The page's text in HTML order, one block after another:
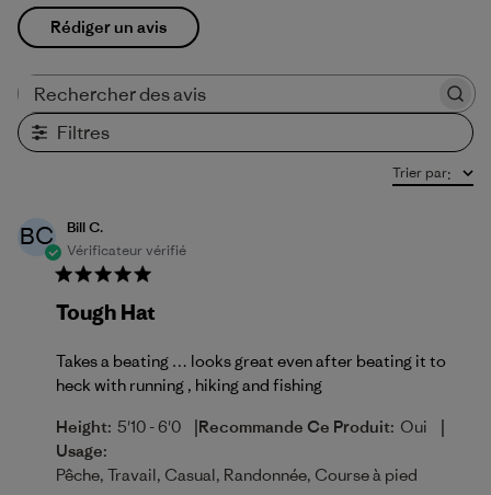
Rédiger un avis
Filtres
Trier par:
BC
Bill C.
Vérificateur vérifié
Tough Hat
Takes a beating … looks great even after beating it to
heck with running , hiking and fishing
Height: 5'10 - 6'0 |Recommande Ce Produit: Oui |
Usage:
Pêche, Travail, Casual, Randonnée, Course à pied